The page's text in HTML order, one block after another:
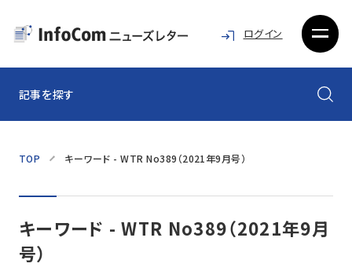
ログイン
記事を探す
TOP キーワード - WTR No389（2021年9月号）
キーワード - WTR No389（2021年9月
号）